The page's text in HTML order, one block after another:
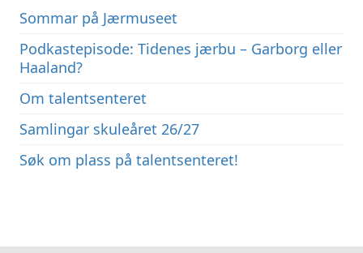
Sommar på Jærmuseet
Podkastepisode: Tidenes jærbu – Garborg eller
Haaland?
Om talentsenteret
Samlingar skuleåret 26/27
Søk om plass på talentsenteret!